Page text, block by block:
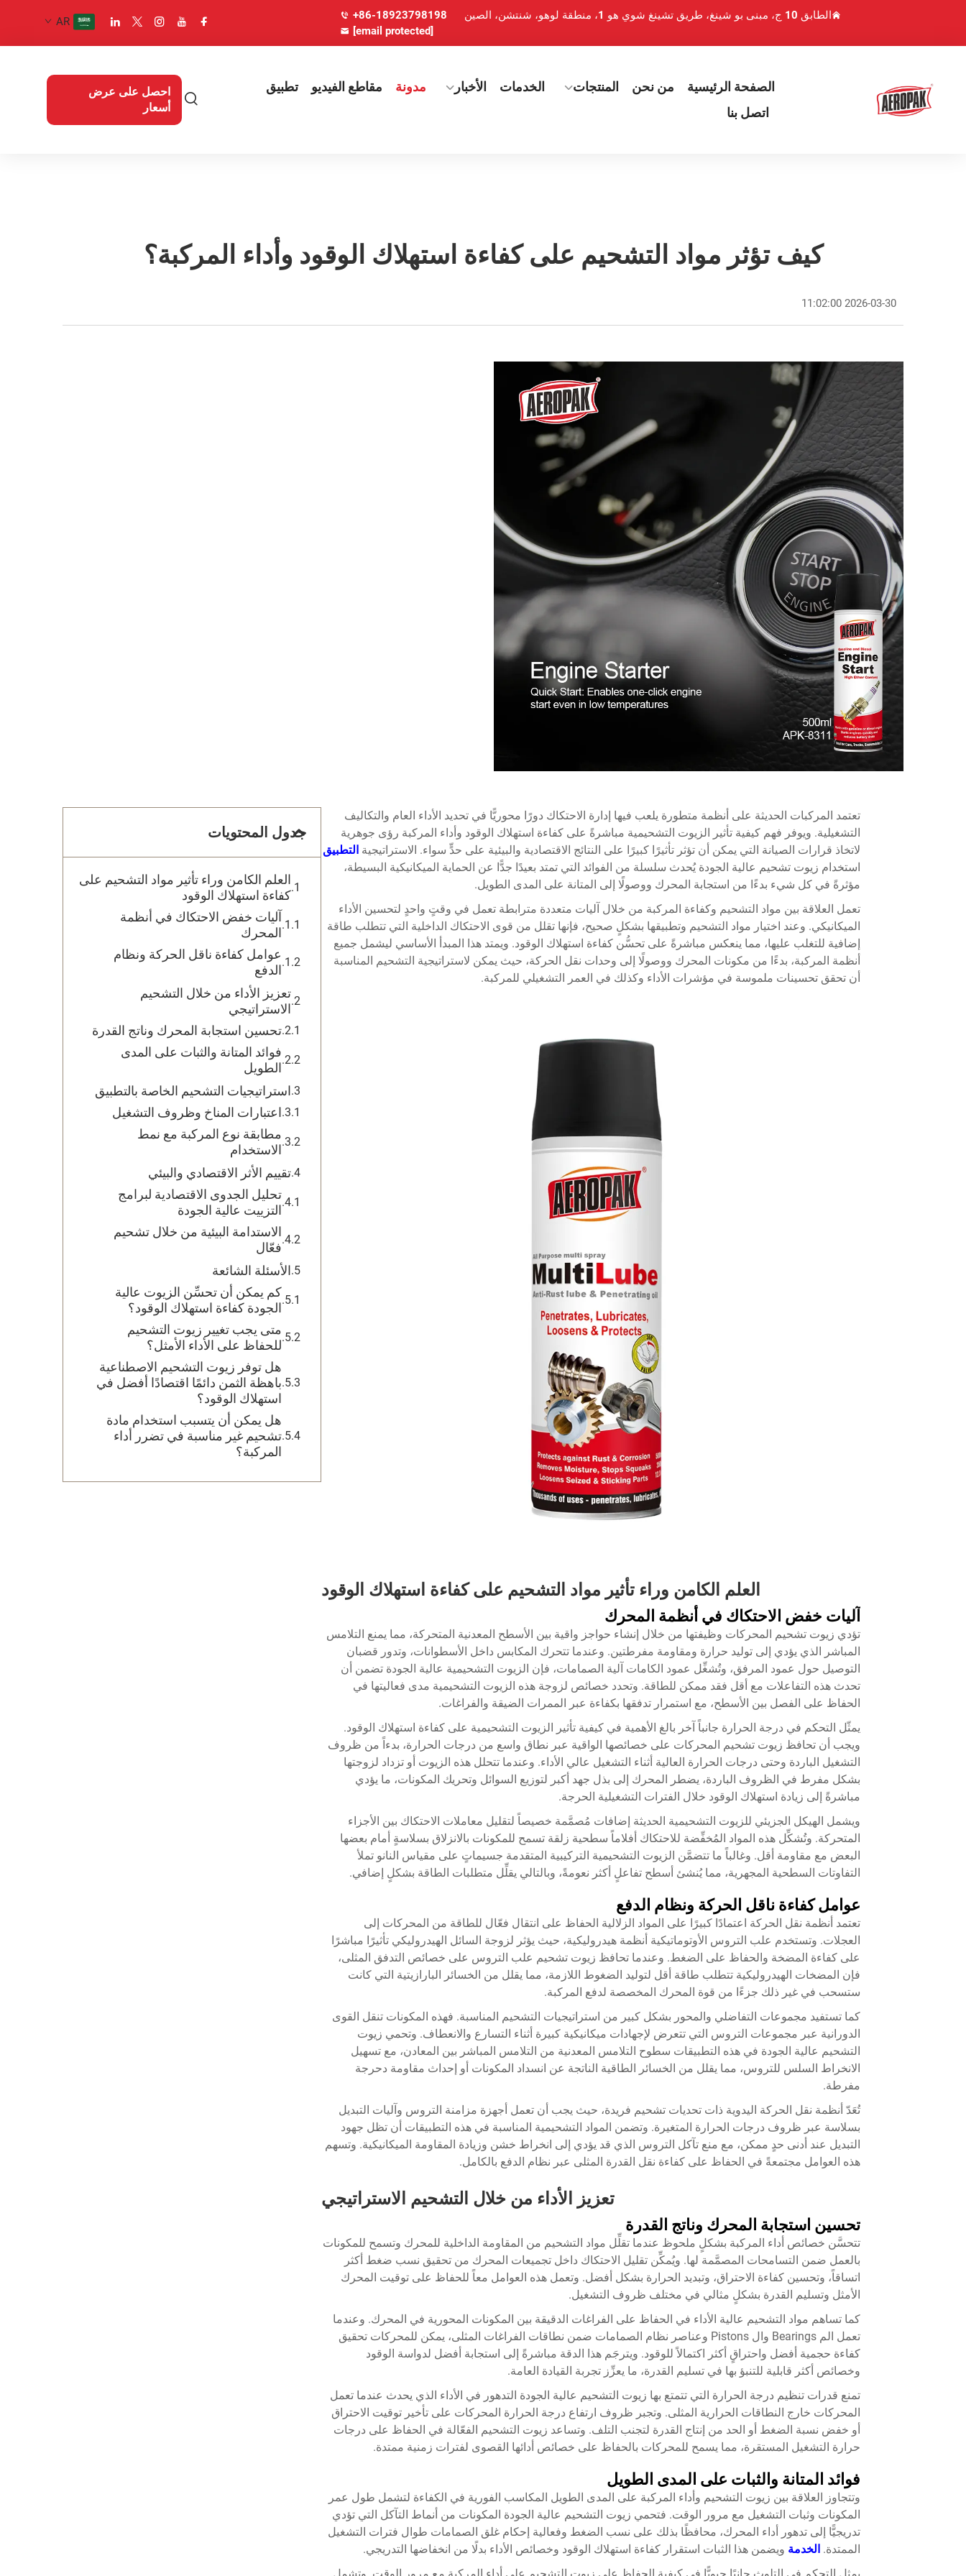
الطابق 10 ج، مبنى بو شينغ، طريق تشينغ شوي هو 1، منطقة لوهو، شنتشن، الصين
+86-18923798198
[email protected]
AR
الصفحة الرئيسية من نحن المنتجات الخدمات الأخبار مدونة مقاطع الفيديو
تطبيق
اتصل بنا
احصل على عرض
أسعار
كيف تؤثر مواد التشحيم على كفاءة استهلاك الوقود وأداء المركبة؟
2026-03-30 11:02:00
تعتمد المركبات الحديثة على أنظمة متطورة يلعب فيها إدارة الاحتكاك دورًا محوريًّا في تحديد الأداء العام والتكاليف
التشغيلية. ويوفر فهم كيفية تأثير الزيوت التشحيمية مباشرةً على كفاءة استهلاك الوقود وأداء المركبة رؤى جوهرية
لاتخاذ قرارات الصيانة التي يمكن أن تؤثر تأثيرًا كبيرًا على النتائج الاقتصادية والبيئية على حدٍّ سواء. الاستراتيجية التطبيق
استخدام زيوت تشحيم عالية الجودة يُحدث سلسلة من الفوائد التي تمتد بعيدًا جدًّا عن الحماية الميكانيكية البسيطة،
مؤثرةً في كل شيء بدءًا من استجابة المحرك ووصولًا إلى المتانة على المدى الطويل.
تعمل العلاقة بين مواد التشحيم وكفاءة المركبة من خلال آليات متعددة مترابطة تعمل في وقتٍ واحدٍ لتحسين الأداء
الميكانيكي. وعند اختيار مواد التشحيم وتطبيقها بشكلٍ صحيح، فإنها تقلل من قوى الاحتكاك الداخلية التي تتطلب طاقة
إضافية للتغلب عليها، مما ينعكس مباشرةً على تحسُّن كفاءة استهلاك الوقود. ويمتد هذا المبدأ الأساسي ليشمل جميع
أنظمة المركبة، بدءًا من مكونات المحرك ووصولًا إلى وحدات نقل الحركة، حيث يمكن لاستراتيجية التشحيم المناسبة
أن تحقق تحسينات ملموسة في مؤشرات الأداء وكذلك في العمر التشغيلي للمركبة.
العلم الكامن وراء تأثير مواد التشحيم على كفاءة استهلاك الوقود
آليات خفض الاحتكاك في أنظمة المحرك
تؤدي زيوت تشحيم المحركات وظيفتها من خلال إنشاء حواجز واقية بين الأسطح المعدنية المتحركة، مما يمنع التلامس
المباشر الذي يؤدي إلى توليد حرارة ومقاومة مفرطتين. وعندما تتحرك المكابس داخل الأسطوانات، وتدور قضبان
التوصيل حول عمود المرفق، وتُشغِّل عمود الكامات آلية الصمامات، فإن الزيوت التشحيمية عالية الجودة تضمن أن
تحدث هذه التفاعلات مع أقل فقد ممكن للطاقة. وتحدد خصائص لزوجة هذه الزيوت التشحيمية مدى فعاليتها في
الحفاظ على الفصل بين الأسطح، مع استمرار تدفقها بكفاءة عبر الممرات الضيقة والفراغات.
يمثّل التحكم في درجة الحرارة جانباً آخر بالغ الأهمية في كيفية تأثير الزيوت التشحيمية على كفاءة استهلاك الوقود.
ويجب أن تحافظ زيوت تشحيم المحركات على خصائصها الواقية عبر نطاق واسع من درجات الحرارة، بدءاً من ظروف
التشغيل الباردة وحتى درجات الحرارة العالية أثناء التشغيل عالي الأداء. وعندما تتحلل هذه الزيوت أو تزداد لزوجتها
بشكل مفرط في الظروف الباردة، يضطر المحرك إلى بذل جهد أكبر لتوزيع السوائل وتحريك المكونات، ما يؤدي
مباشرةً إلى زيادة استهلاك الوقود خلال الفترات التشغيلية الحرجة.
ويشمل الهيكل الجزيئي للزيوت التشحيمية الحديثة إضافات مُصمَّمة خصيصاً لتقليل معاملات الاحتكاك بين الأجزاء
المتحركة. وتُشكِّل هذه المواد المُخفِّضة للاحتكاك أفلاماً سطحية زلقة تسمح للمكونات بالانزلاق بسلاسةٍ أمام بعضها
البعض مع مقاومة أقل. وغالباً ما تتضمَّن الزيوت التشحيمية التركيبية المتقدمة جسيماتٍ على مقياس النانو تملأ
التفاوتات السطحية المجهرية، مما يُنشئ أسطح تفاعلٍ أكثر نعومةً، وبالتالي يقلِّل متطلبات الطاقة بشكلٍ إضافي.
عوامل كفاءة ناقل الحركة ونظام الدفع
تعتمد أنظمة نقل الحركة اعتمادًا كبيرًا على المواد الزلالية الحفاظ على انتقال فعّال للطاقة من المحركات إلى
العجلات. وتستخدم علب التروس الأوتوماتيكية أنظمة هيدروليكية، حيث يؤثر لزوجة السائل الهيدروليكي تأثيرًا مباشرًا
على كفاءة المضخة والحفاظ على الضغط. وعندما تحافظ زيوت تشحيم علب التروس على خصائص التدفق المثلى،
فإن المضخات الهيدروليكية تتطلب طاقة أقل لتوليد الضغوط اللازمة، مما يقلل من الخسائر البارازيتية التي كانت
ستسحب في غير ذلك جزءًا من قوة المحرك المخصصة لدفع المركبة.
كما تستفيد مجموعات التفاضلي والمحور بشكل كبير من استراتيجيات التشحيم المناسبة. فهذه المكونات تنقل القوى
الدورانية عبر مجموعات التروس التي تتعرض لإجهادات ميكانيكية كبيرة أثناء التسارع والانعطاف. وتحمي زيوت
التشحيم عالية الجودة في هذه التطبيقات سطوح التلامس المعدنية من التلامس المباشر بين المعادن، مع تسهيل
الانخراط السلس للتروس، مما يقلل من الخسائر الطاقية الناتجة عن انسداد المكونات أو إحداث مقاومة دحرجة
مفرطة.
تُعَدّ أنظمة نقل الحركة اليدوية ذات تحديات تشحيم فريدة، حيث يجب أن تعمل أجهزة مزامنة التروس وآليات التبديل
بسلاسة عبر ظروف درجات الحرارة المتغيرة. وتضمن المواد التشحيمية المناسبة في هذه التطبيقات أن تظل جهود
التبديل عند أدنى حدٍ ممكن، مع منع تآكل التروس الذي قد يؤدي إلى انخراط خشن وزيادة المقاومة الميكانيكية. وتسهم
هذه العوامل مجتمعةً في الحفاظ على كفاءة نقل القدرة المثلى عبر نظام الدفع بالكامل.
تعزيز الأداء من خلال التشحيم الاستراتيجي
تحسين استجابة المحرك وناتج القدرة
تتحسَّن خصائص أداء المركبة بشكلٍ ملحوظ عندما تقلِّل مواد التشحيم من المقاومة الداخلية للمحرك وتسمح للمكونات
بالعمل ضمن التسامحات المصمَّمة لها. ويُمكِّن تقليل الاحتكاك داخل تجميعات المحرك من تحقيق نسب ضغط أكثر
اتساقاً، وتحسين كفاءة الاحتراق، وتبديد الحرارة بشكل أفضل. وتعمل هذه العوامل معاً للحفاظ على توقيت المحرك
الأمثل وتسليم القدرة بشكلٍ مثالي في مختلف ظروف التشغيل.
كما تساهم مواد التشحيم عالية الأداء في الحفاظ على الفراغات الدقيقة بين المكونات المحورية في المحرك. وعندما
تعمل الم Bearings وال Pistons وعناصر نظام الصمامات ضمن نطاقات الفراغات المثلى، يمكن للمحركات تحقيق
كفاءة حجمية أفضل واحتراقٍ أكثر اكتمالاً للوقود. ويترجَم هذا الدقة مباشرةً إلى استجابة أفضل لدواسة الوقود
وخصائص أكثر قابلية للتنبؤ بها في تسليم القدرة، ما يعزِّز تجربة القيادة العامة.
تمنع قدرات تنظيم درجة الحرارة التي تتمتع بها زيوت التشحيم عالية الجودة التدهور في الأداء الذي يحدث عندما تعمل
المحركات خارج النطاقات الحرارية المثلى. وتجبر ظروف ارتفاع درجة الحرارة المحركات على تأخير توقيت الاحتراق
أو خفض نسبة الضغط أو الحد من إنتاج القدرة لتجنب التلف. وتساعد زيوت التشحيم الفعّالة في الحفاظ على درجات
حرارة التشغيل المستقرة، مما يسمح للمحركات بالحفاظ على خصائص أدائها القصوى لفترات زمنية ممتدة.
فوائد المتانة والثبات على المدى الطويل
وتتجاوز العلاقة بين زيوت التشحيم وأداء المركبة على المدى الطويل المكاسب الفورية في الكفاءة لتشمل طول عمر
المكونات وثبات التشغيل مع مرور الوقت. فتحمي زيوت التشحيم عالية الجودة المكونات من أنماط التآكل التي تؤدي
تدريجيًّا إلى تدهور أداء المحرك، محافظًا بذلك على نسب الضغط وفعالية إحكام غلق الصمامات طوال فترات التشغيل
الممتدة. الخدمة ويضمن هذا الثبات استقرار كفاءة استهلاك الوقود وخصائص الأداء بدلًا من انخفاضها التدريجي.
جدول المحتويات
العلم الكامن وراء تأثير مواد التشحيم على
كفاءة استهلاك الوقود
آليات خفض الاحتكاك في أنظمة
المحرك
عوامل كفاءة ناقل الحركة ونظام
الدفع
تعزيز الأداء من خلال التشحيم
الاستراتيجي
تحسين استجابة المحرك وناتج القدرة
فوائد المتانة والثبات على المدى
الطويل
استراتيجيات التشحيم الخاصة بالتطبيق
اعتبارات المناخ وظروف التشغيل
مطابقة نوع المركبة مع نمط
الاستخدام
تقييم الأثر الاقتصادي والبيئي
تحليل الجدوى الاقتصادية لبرامج
التزييت عالية الجودة
الاستدامة البيئية من خلال تشحيم
فعّال
الأسئلة الشائعة
كم يمكن أن تحسِّن الزيوت عالية
الجودة كفاءة استهلاك الوقود؟
متى يجب تغيير زيوت التشحيم
للحفاظ على الأداء الأمثل؟
هل توفر زيوت التشحيم الاصطناعية
باهظة الثمن دائمًا اقتصادًا أفضل في
استهلاك الوقود؟
هل يمكن أن يتسبب استخدام مادة
تشحيم غير مناسبة في تضرر أداء
المركبة؟